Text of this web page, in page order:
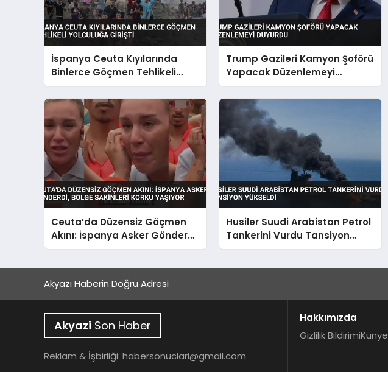
İspanya Ceuta Kıyılarında
Binlerce Göçmen Tehlikeli
Yolculuğa Girişti
Trump Gazileri Kamyon Şoförü
Yapacak Düzenlemeyi
Duyurdu
Ceuta’da Düzensiz Göçmen
Akını: İspanya Asker Gönderdi,
Bölge Sakinleri Korku Yaşıyor
Husiler Suudi Arabistan Petrol
Tankerini Vurdu Tansiyon
Yükseldi
Akyazı Haberin Doğru Adresi
Akyazi Son Haber
Reklam & İşbirliği: habersonuclari@gmail.com
Hakkımızda
Gizlilik BildirimiKünye